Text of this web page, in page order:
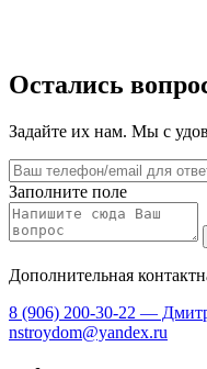
Остались
Задайте их нам. Мы с
Заполните поле
Дополнительная
8 (906) 200-30-22 —
nstroydom@yandex.ru